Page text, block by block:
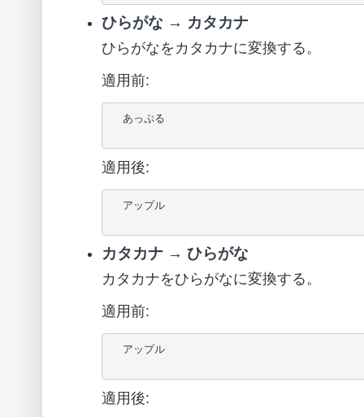
ひらがな → カタカナ
ひらがなをカタカナに変換する。
適用前:
適用後:
カタカナ → ひらがな
カタカナをひらがなに変換する。
適用前:
適用後: